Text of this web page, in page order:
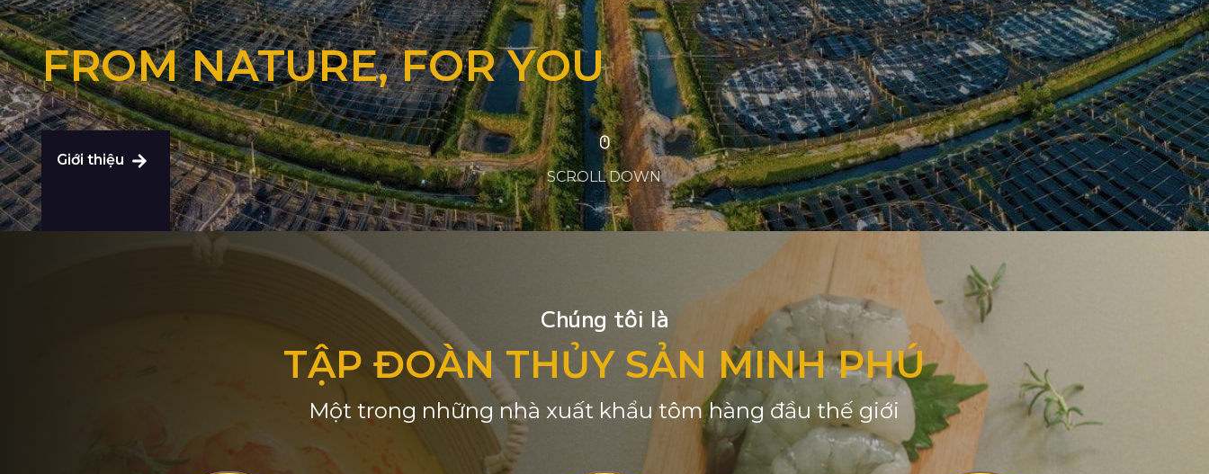
FROM NATURE, FOR YOU
Giới thiệu
SCROLL DOWN
Chúng tôi là
TẬP ĐOÀN THỦY SẢN MINH PHÚ
Một trong những nhà xuất khẩu tôm hàng đầu thế giới